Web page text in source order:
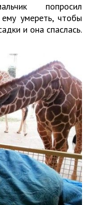
попросил
умереть, чтобы
и она спаслась.